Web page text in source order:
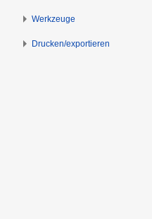
Werkzeuge
Drucken/­exportieren